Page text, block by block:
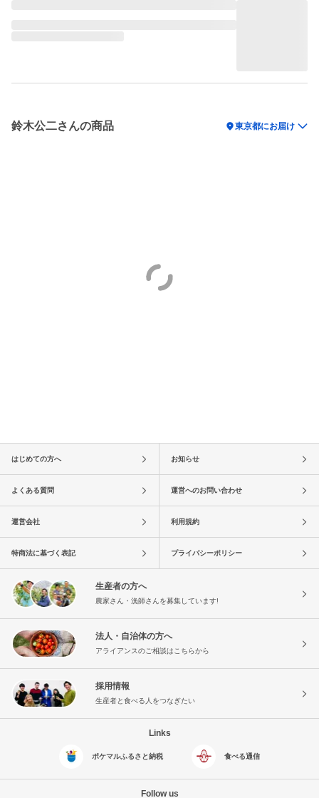
鈴木公二さんの商品 location_on東京都にお届け
はじめての方へ お知らせ
よくある質問 運営へのお問い合わせ
運営会社 利用規約
特商法に基づく表記 プライバシーポリシー
生産者の方へ
農家さん・漁師さんを募集しています!
法人・自治体の方へ
アライアンスのご相談はこちらから
採用情報
生産者と食べる人をつなぎたい
Links
ポケマルふるさと納税 食べる通信
Follow us